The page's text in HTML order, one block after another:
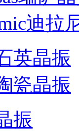
迪拉
英晶振
瓷晶振
振